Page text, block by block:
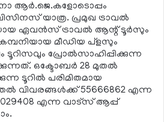
ആര്‍.ജെ.കളോടൊപ്പം
യാത്ര. പ്രമുഖ ട്രാവല്‍
ഏവന്‍സ് ട്രാവല്‍ ആന്റ് ടൂര്‍സും
മീഡിയ പ്‌ളസും
പ്രോല്‍സാഹിപ്പിക്കുന്ന
ഒക്ടോബര്‍ 28 മുതല്‍
ടൂറില്‍ പരിമിതമായ
വിവരങ്ങള്‍ക്ക് 55666862 എന്ന
എന്ന വാട്‌സ് ആപ്പ്